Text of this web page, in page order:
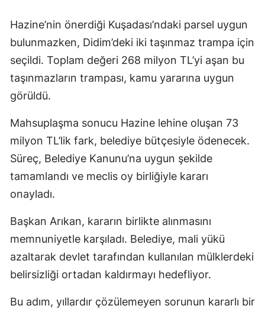
Hazine’nin önerdiği Kuşadası’ndaki parsel uygun
bulunmazken, Didim’deki iki taşınmaz trampa için
seçildi. Toplam değeri 268 milyon TL’yi aşan bu
taşınmazların trampası, kamu yararına uygun
görüldü.
Mahsuplaşma sonucu Hazine lehine oluşan 73
milyon TL’lik fark, belediye bütçesiyle ödenecek.
Süreç, Belediye Kanunu’na uygun şekilde
tamamlandı ve meclis oy birliğiyle kararı
onayladı.
Başkan Arıkan, kararın birlikte alınmasını
memnuniyetle karşıladı. Belediye, mali yükü
azaltarak devlet tarafından kullanılan mülklerdeki
belirsizliği ortadan kaldırmayı hedefliyor.
Bu adım, yıllardır çözülemeyen sorunun kararlı bir